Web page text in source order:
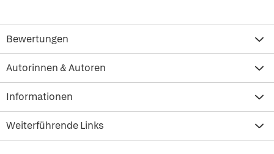
Bewertungen
Autorinnen & Autoren
Informationen
Weiterführende Links